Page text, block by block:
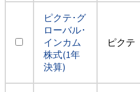
ピクテ･グ
ローバル･
インカム
株式(1年
決算)
ピクテ